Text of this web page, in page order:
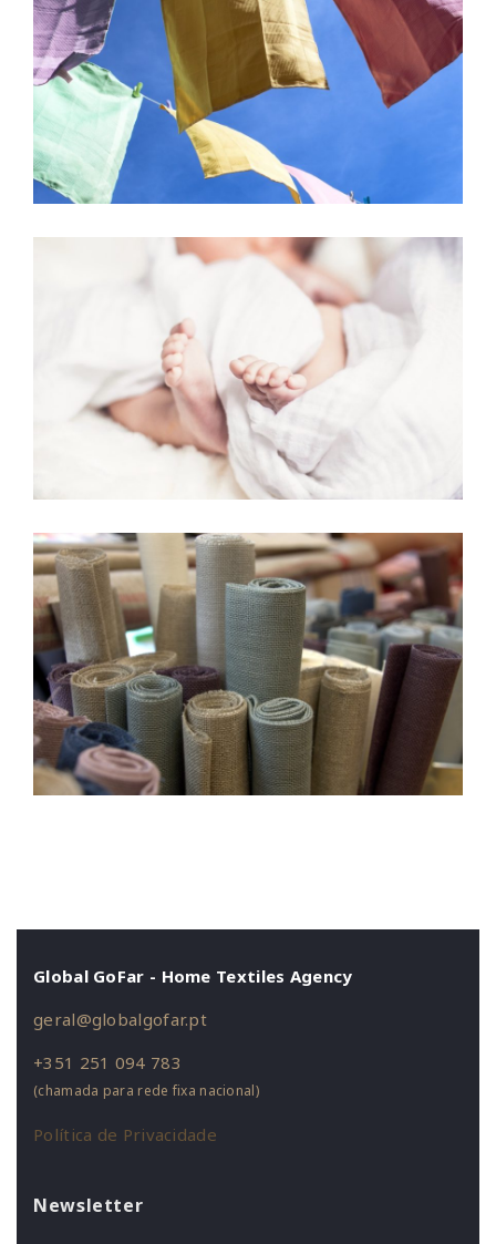
Global GoFar - Home Textiles Agency
geral@globalgofar.pt
+351 251 094 783
(chamada para rede fixa nacional)
Política de Privacidade
Newsletter